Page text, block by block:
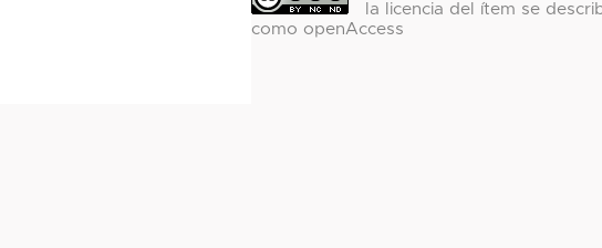
la licencia del ítem se
como openAccess